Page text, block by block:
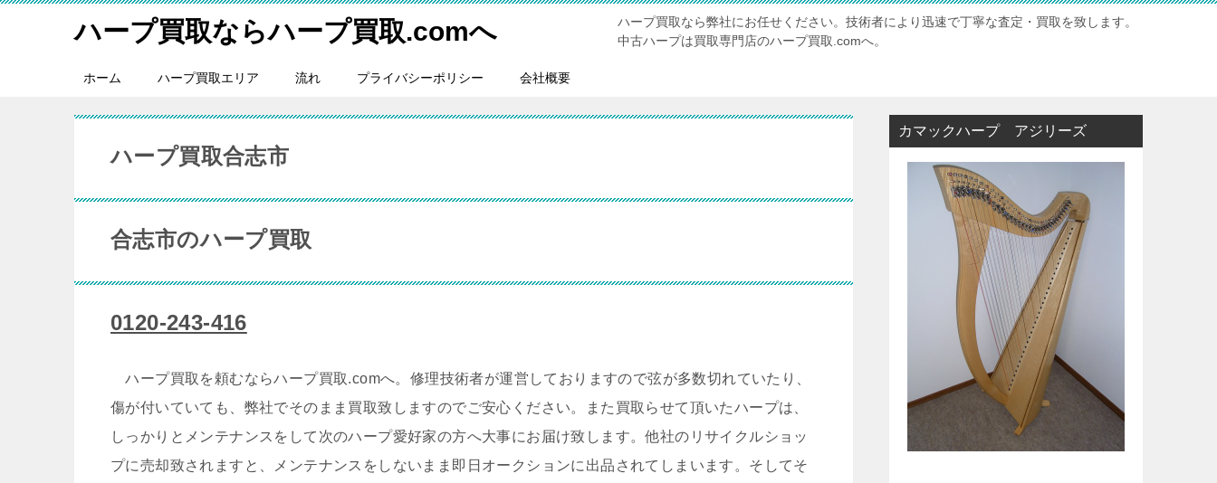
ハープ買取ならハープ買取.comへ
ハープ買取なら弊社にお任せください。技術者により迅速で丁寧な査定・買取を致します。
中古ハープは買取専門店のハープ買取.comへ。
ホーム ハープ買取エリア 流れ プライバシーポリシー 会社概要
ハープ買取合志市
合志市のハープ買取
0120-243-416
ハープ買取を頼むならハープ買取.comへ。修理技術者が運営しておりますので弦が多数切れていたり、
傷が付いていても、弊社でそのまま買取致しますのでご安心ください。また買取らせて頂いたハープは、
しっかりとメンテナンスをして次のハープ愛好家の方へ大事にお届け致します。他社のリサイクルショッ
プに売却致されますと、メンテナンスをしないまま即日オークションに出品されてしまいます。そしてそ
カマックハープ アジリーズ